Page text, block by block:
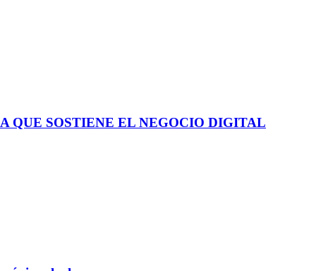
QUE SOSTIENE EL NEGOCIO DIGITAL